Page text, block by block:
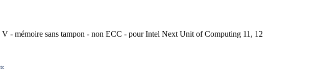
mémoire sans tampon - non ECC - pour Intel Next Unit of Computing 11, 12